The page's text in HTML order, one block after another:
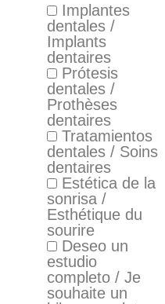
Implantes
dentales /
Implants
dentaires
Prótesis
dentales /
Prothèses
dentaires
Tratamientos
dentales / Soins
dentaires
Estética de la
sonrisa /
Esthétique du
sourire
Deseo un
estudio
completo / Je
souhaite un